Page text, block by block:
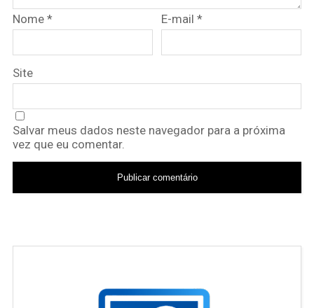
Nome * E-mail*
Site
Salvar meus dados neste navegador para a próxima
vez que eu comentar.